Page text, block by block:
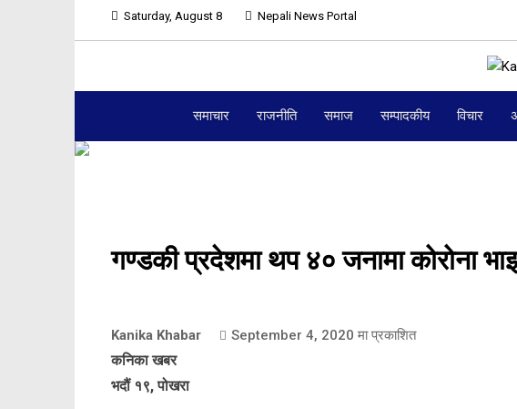
Saturday, August 8 Nepali News Portal
समाचार राजनीति समाज सम्पादकीय विचार
गण्डकी प्रदेशमा थप ४० जनामा कोरोना
Kanika Khabar September 4, 2020 मा प्रकाशित
कनिका खबर
भदौं १९, पोखरा